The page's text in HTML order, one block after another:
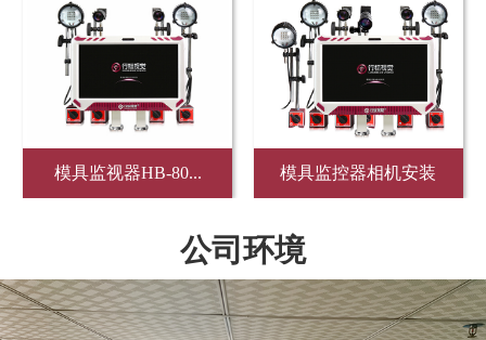
模具监视器HB-80... 模具监控器相机安装
公司环境